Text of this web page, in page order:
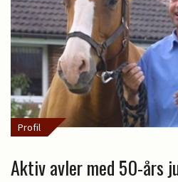
Profil
Aktiv avler med 50-års